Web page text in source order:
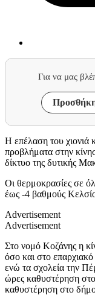
Για να μας
Η επέλαση του χιονιά
προβλήματα στην
δίκτυο της δυτικής
Οι θερμοκρασίες σε
έως -4 βαθμούς
Advertisement
Advertisement
Στο νομό Κοζάνης η
όσο και στο επαρχιακό
ενώ τα σχολεία την
ώρες καθυστέρηση
καθυστέρηση στο